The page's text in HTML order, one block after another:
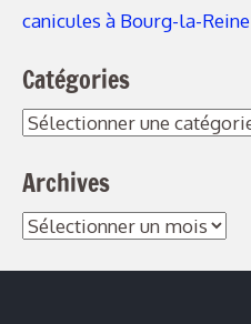
canicules à Bourg-la-Reine
Catégories
Archives